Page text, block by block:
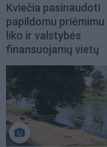
Kviečia pasinaudoti
papildomu priėmimu
liko ir valstybės
finansuojamų vietų